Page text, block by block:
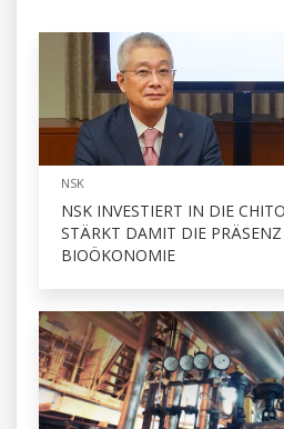
NSK
NSK INVESTIERT IN DIE
STÄRKT DAMIT DIE
BIOÖKONOMIE